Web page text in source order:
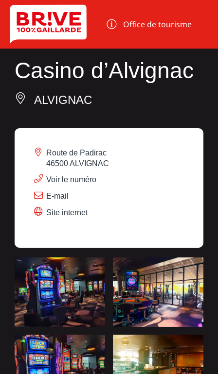
Panneau de gestion des cookies
Office de tourisme
Casino d’Alvignac
ALVIGNAC
Route de Padirac
46500 ALVIGNAC
Voir le numéro
E-mail
Site internet